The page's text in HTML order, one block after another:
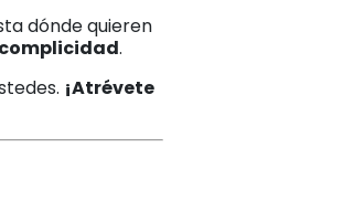
dónde quieren
.
¡Atrévete